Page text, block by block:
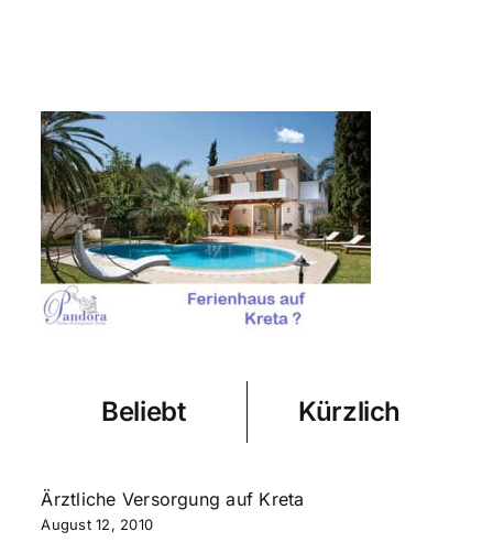
Beliebt Kürzlich
Ärztliche Versorgung auf Kreta
August 12, 2010